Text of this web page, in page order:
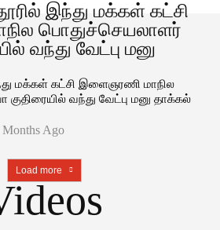
இந்து மக்கள் கட்சி
பொதுச்செயலாளர்
வந்து வேட்பு மனு
மக்கள் கட்சி இளைஞரணி மாநில
வந்து வேட்பு மனு தாக்கல்
Months Ago
Load more